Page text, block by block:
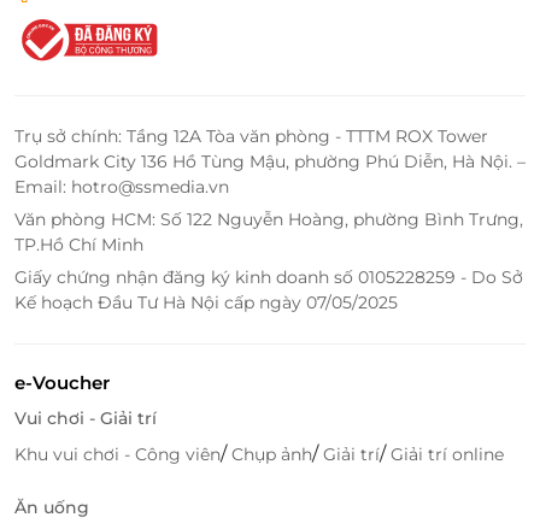
Trụ sở chính: Tầng 12A Tòa văn phòng - TTTM ROX Tower
Goldmark City 136 Hồ Tùng Mậu, phường Phú Diễn, Hà Nội. –
Email: hotro@ssmedia.vn
Văn phòng HCM: Số 122 Nguyễn Hoàng, phường Bình Trưng,
TP.Hồ Chí Minh
Giấy chứng nhận đăng ký kinh doanh số 0105228259 - Do Sở
Kế hoạch Đầu Tư Hà Nội cấp ngày 07/05/2025
e-Voucher
Vui chơi - Giải trí
Khu vui chơi - Công viên/Chụp ảnh/Giải trí/Giải trí online
Ăn uống